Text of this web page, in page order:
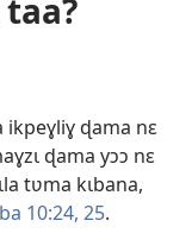
ikpeɣliɣ ɖama nɛ
ɖama yɔɔ nɛ
tʋma kɩbana,
10:24, 25.